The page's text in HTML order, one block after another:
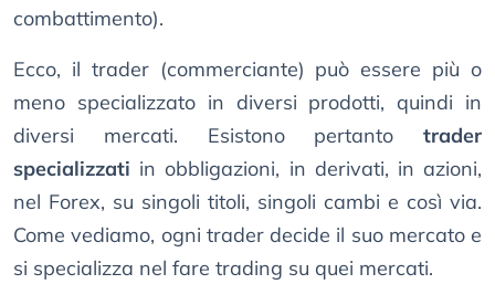
combattimento).
Ecco, il trader (commerciante) può essere più o
meno specializzato in diversi prodotti, quindi in
diversi mercati. Esistono pertanto trader
specializzati in obbligazioni, in derivati, in azioni,
nel Forex, su singoli titoli, singoli cambi e così via.
Come vediamo, ogni trader decide il suo mercato e
si specializza nel fare trading su quei mercati.